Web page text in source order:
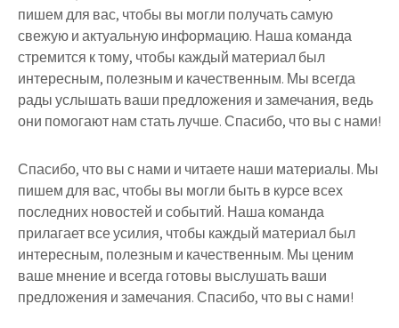
пишем для вас, чтобы вы могли получать самую
свежую и актуальную информацию. Наша команда
стремится к тому, чтобы каждый материал был
интересным, полезным и качественным. Мы всегда
рады услышать ваши предложения и замечания, ведь
они помогают нам стать лучше. Спасибо, что вы с нами!
Спасибо, что вы с нами и читаете наши материалы. Мы
пишем для вас, чтобы вы могли быть в курсе всех
последних новостей и событий. Наша команда
прилагает все усилия, чтобы каждый материал был
интересным, полезным и качественным. Мы ценим
ваше мнение и всегда готовы выслушать ваши
предложения и замечания. Спасибо, что вы с нами!